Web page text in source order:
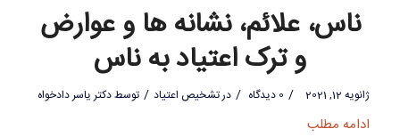
ناس، علائم، نشانه ها و عوارض
و ترک اعتیاد به ناس
ژانویه 12, 2021 / 0 دیدگاه / درتشخیص اعتیاد / توسطدکتر یاسر دادخواه
ادامه مطلب